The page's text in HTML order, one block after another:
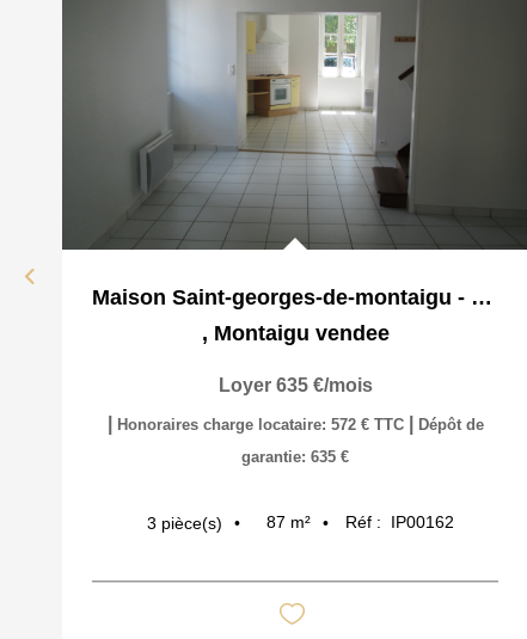
Maison Saint-georges-de-montaigu - 3 Pièce(s) - 80 M2
, Montaigu vendee
Loyer 635 €/mois
Honoraires charge locataire: 572 € TTC
Dépôt de
garantie: 635 €
3 pièce(s) 87 m² Réf : IP00162